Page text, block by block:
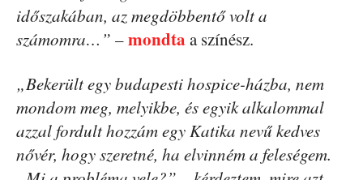
időszakában, az megdöbbentő volt a
számomra…” –mondta a színész.
„Bekerült egy budapesti hospice-házba, nem
mondom meg, melyikbe, és egyik alkalommal
azzal fordult hozzám egy Katika nevű kedves
nővér, hogy szeretné, ha elvinném a feleségem.